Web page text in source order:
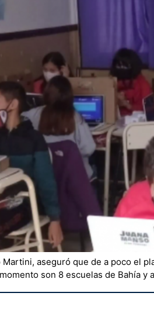
aseguró que de a poco el
son 8 escuelas de Bahía